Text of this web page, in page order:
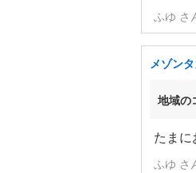
ふゆ さ
メゾン
地域の
たまに
ふゆ さ